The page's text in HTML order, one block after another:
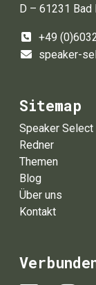
D – 61231 Bad
+49
speaker-
Sitemap
Speaker Select
Redner
Themen
Blog
Über uns
Kontakt